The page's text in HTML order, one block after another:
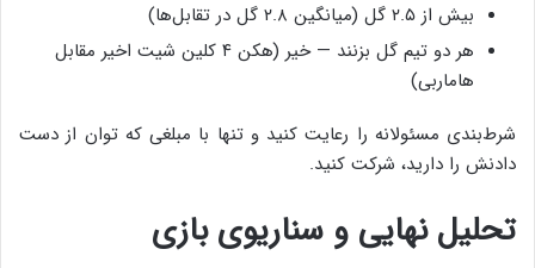
بیش از ۲.۵ گل (میانگین ۲.۸ گل در تقابل‌ها)
هر دو تیم گل بزنند — خیر (هکن ۴ کلین شیت اخیر مقابل
هاماربی)
شرط‌بندی مسئولانه را رعایت کنید و تنها با مبلغی که توان از دست
دادنش را دارید، شرکت کنید.
تحلیل نهایی و سناریوی بازی